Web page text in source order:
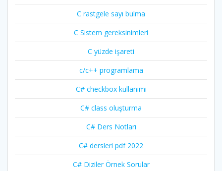
C rastgele sayı bulma
C Sistem gereksinimleri
C yüzde işareti
c/c++ programlama
C# checkbox kullanımı
C# class oluşturma
C# Ders Notları
C# dersleri pdf 2022
C# Diziler Örnek Sorular